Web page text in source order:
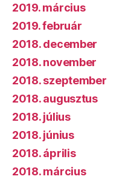
2019. március
2019. február
2018. december
2018. november
2018. szeptember
2018. augusztus
2018. július
2018. június
2018. április
2018. március